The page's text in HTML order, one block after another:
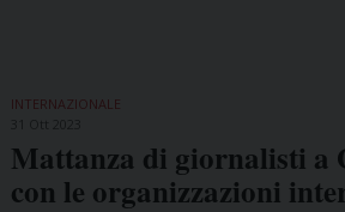
INTERNAZIONALE
Mattanza di giornalisti a
con le organizzazioni